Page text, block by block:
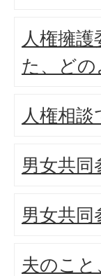
人権擁
た、ど
人権相
男女共
男女共
夫のこ